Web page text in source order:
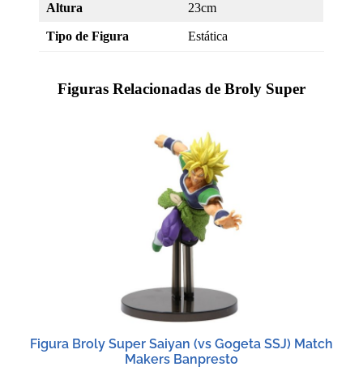
Altura 23cm
Tipo de Figura Estática
Figuras Relacionadas de Broly Super
Figura Broly Super Saiyan (vs Gogeta SSJ) Match
Makers Banpresto